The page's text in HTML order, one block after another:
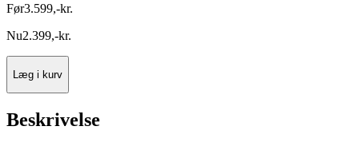
Før3.599,-kr.
Nu2.399,-kr.
Læg i kurv
Beskrivelse